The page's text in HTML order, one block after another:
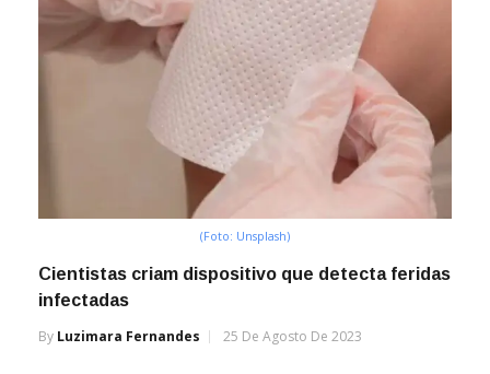
(Foto: Unsplash)
Cientistas criam dispositivo que detecta feridas
infectadas
By Luzimara Fernandes 25 De Agosto De 2023